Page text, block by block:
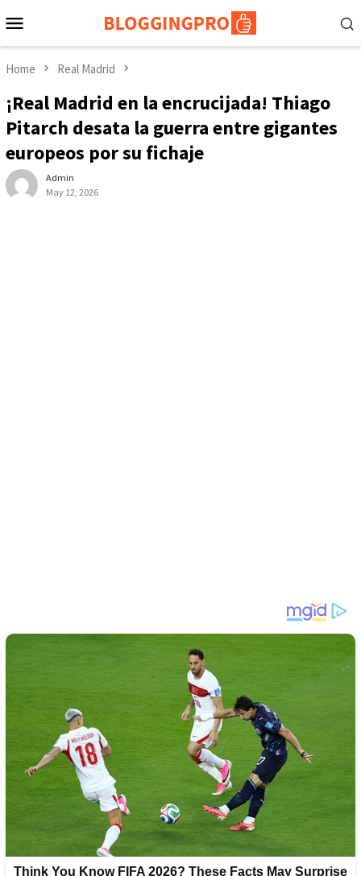
to
Menu
Home Real Madrid
¡Real Madrid en la encrucijada! Thiago
Pitarch desata la guerra entre gigantes
europeos por su fichaje
Admin
May 12, 2026